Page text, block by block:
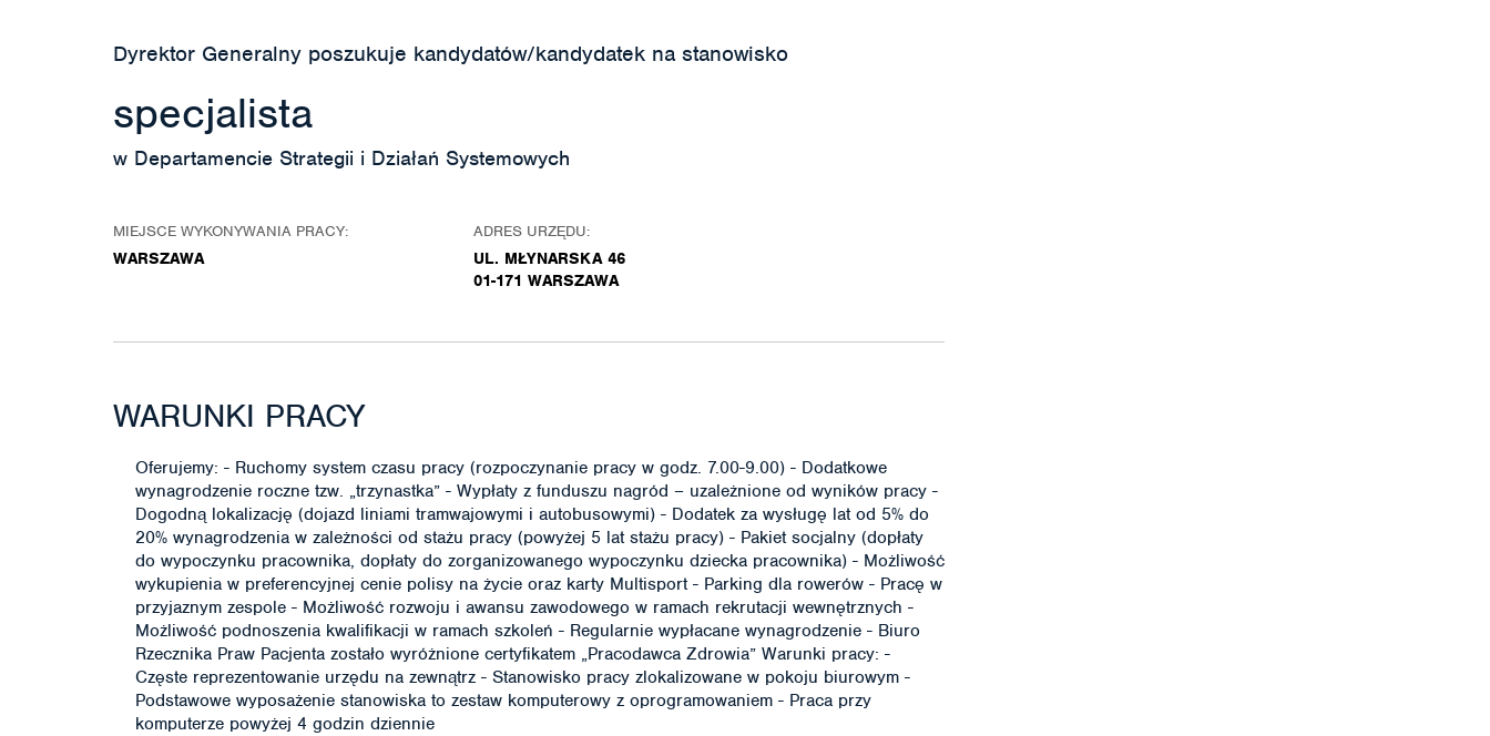
Dyrektor Generalny poszukuje kandydatów/kandydatek na stanowisko
specjalista
w Departamencie Strategii i Działań Systemowych
MIEJSCE WYKONYWANIA PRACY:
WARSZAWA
ADRES URZĘDU:
UL. MŁYNARSKA 46
01-171 WARSZAWA
WARUNKI PRACY
Oferujemy: - Ruchomy system czasu pracy (rozpoczynanie pracy w godz. 7.00-9.00) - Dodatkowe
wynagrodzenie roczne tzw. „trzynastka” - Wypłaty z funduszu nagród – uzależnione od wyników pracy -
Dogodną lokalizację (dojazd liniami tramwajowymi i autobusowymi) - Dodatek za wysługę lat od 5% do
20% wynagrodzenia w zależności od stażu pracy (powyżej 5 lat stażu pracy) - Pakiet socjalny (dopłaty
do wypoczynku pracownika, dopłaty do zorganizowanego wypoczynku dziecka pracownika) - Możliwość
wykupienia w preferencyjnej cenie polisy na życie oraz karty Multisport - Parking dla rowerów - Pracę w
przyjaznym zespole - Możliwość rozwoju i awansu zawodowego w ramach rekrutacji wewnętrznych -
Możliwość podnoszenia kwalifikacji w ramach szkoleń - Regularnie wypłacane wynagrodzenie - Biuro
Rzecznika Praw Pacjenta zostało wyróżnione certyfikatem „Pracodawca Zdrowia” Warunki pracy: -
Częste reprezentowanie urzędu na zewnątrz - Stanowisko pracy zlokalizowane w pokoju biurowym -
Podstawowe wyposażenie stanowiska to zestaw komputerowy z oprogramowaniem - Praca przy
komputerze powyżej 4 godzin dziennie